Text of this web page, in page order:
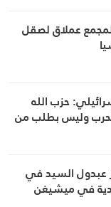
عملاق لصقل
حزب الله
وليس بطلب من
السيد في
في ميشيغن